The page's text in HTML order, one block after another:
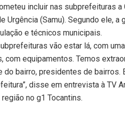
incluir nas subprefeituras a
Urgência (Samu). Segundo ele,
e técnicos municipais.
vão estar lá, com
com equipamentos. Temos
do bairro, presidentes de
disse em entrevista à TV
no g1 Tocantins.